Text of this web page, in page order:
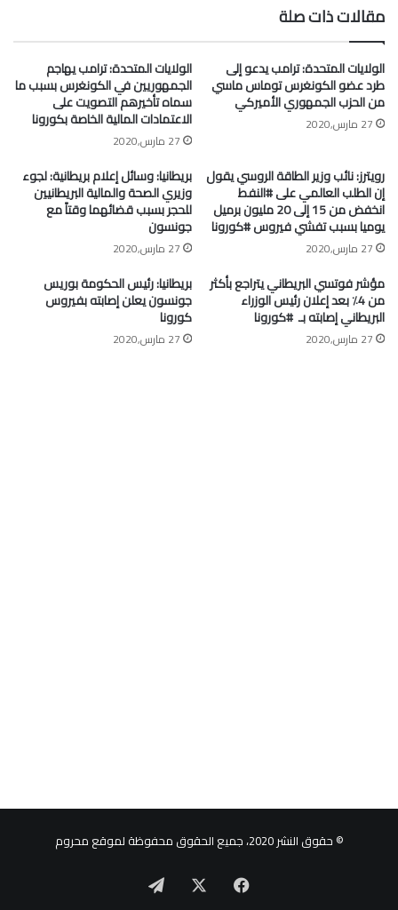
مقالات ذات صلة
الولايات المتحدة: ترامب يدعو إلى
طرد عضو الكونغرس توماس ماسي
من الحزب الجمهوري الأميركي
27 مارس,2020
الولايات المتحدة: ترامب يهاجم
الجمهوريين في الكونغرس بسبب ما
سماه تأخيرهم التصويت على
الاعتمادات المالية الخاصة بكورونا
27 مارس,2020
رويترز: نائب وزير الطاقة الروسي يقول
إن الطلب العالمي على #النفط
انخفض من 15 إلى 20 مليون برميل
يوميا بسبب تفشي فيروس #كورونا
27 مارس,2020
بريطانيا: وسائل إعلام بريطانية: لجوء
وزيري الصحة والمالية البريطانيين
للحجر بسبب قضائهما وقتاً مع
جونسون
27 مارس,2020
مؤشر فوتسي البريطاني يتراجع بأكثر
من 4٪ بعد إعلان رئيس الوزراء
البريطاني إصابته بـ ⁧ #كورونا⁩
27 مارس,2020
بريطانيا: رئيس الحكومة بوريس
جونسون يعلن إصابته بفيروس
كورونا
27 مارس,2020
© حقوق النشر 2020، جميع الحقوق محفوظة لموقع محروم
فيسبوك تيلقرام